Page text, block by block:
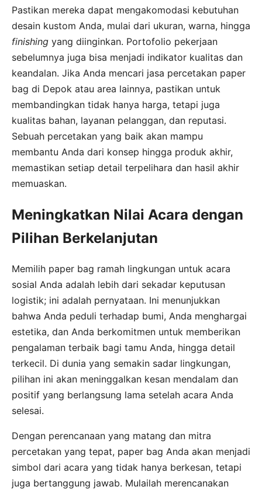
Pastikan mereka dapat mengakomodasi kebutuhan
desain kustom Anda, mulai dari ukuran, warna, hingga
finishing yang diinginkan. Portofolio pekerjaan
sebelumnya juga bisa menjadi indikator kualitas dan
keandalan. Jika Anda mencari jasa percetakan paper
bag di Depok atau area lainnya, pastikan untuk
membandingkan tidak hanya harga, tetapi juga
kualitas bahan, layanan pelanggan, dan reputasi.
Sebuah percetakan yang baik akan mampu
membantu Anda dari konsep hingga produk akhir,
memastikan setiap detail terpelihara dan hasil akhir
memuaskan.
Meningkatkan Nilai Acara dengan
Pilihan Berkelanjutan
Memilih paper bag ramah lingkungan untuk acara
sosial Anda adalah lebih dari sekadar keputusan
logistik; ini adalah pernyataan. Ini menunjukkan
bahwa Anda peduli terhadap bumi, Anda menghargai
estetika, dan Anda berkomitmen untuk memberikan
pengalaman terbaik bagi tamu Anda, hingga detail
terkecil. Di dunia yang semakin sadar lingkungan,
pilihan ini akan meninggalkan kesan mendalam dan
positif yang berlangsung lama setelah acara Anda
selesai.
Dengan perencanaan yang matang dan mitra
percetakan yang tepat, paper bag Anda akan menjadi
simbol dari acara yang tidak hanya berkesan, tetapi
juga bertanggung jawab. Mulailah merencanakan